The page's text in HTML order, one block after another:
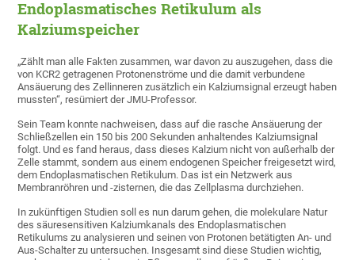
Endoplasmatisches Retikulum als
Kalziumspeicher
„Zählt man alle Fakten zusammen, war davon zu auszugehen, dass die
von KCR2 getragenen Protonenströme und die damit verbundene
Ansäuerung des Zellinneren zusätzlich ein Kalziumsignal erzeugt haben
mussten“, resümiert der JMU-Professor.
Sein Team konnte nachweisen, dass auf die rasche Ansäuerung der
Schließzellen ein 150 bis 200 Sekunden anhaltendes Kalziumsignal
folgt. Und es fand heraus, dass dieses Kalzium nicht von außerhalb der
Zelle stammt, sondern aus einem endogenen Speicher freigesetzt wird,
dem Endoplasmatischen Retikulum. Das ist ein Netzwerk aus
Membranröhren und -zisternen, die das Zellplasma durchziehen.
In zukünftigen Studien soll es nun darum gehen, die molekulare Natur
des säuresensitiven Kalziumkanals des Endoplasmatischen
Retikulums zu analysieren und seinen von Protonen betätigten An- und
Aus-Schalter zu untersuchen. Insgesamt sind diese Studien wichtig,